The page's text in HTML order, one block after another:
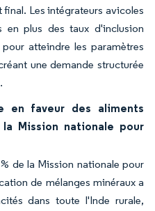
Les intégrateurs avicoles
en plus des taux d'inclusion
atteindre les paramètres
une demande structurée
en faveur des aliments
Mission nationale pour
de la Mission nationale pour
de mélanges minéraux a
dans toute l'Inde rurale,